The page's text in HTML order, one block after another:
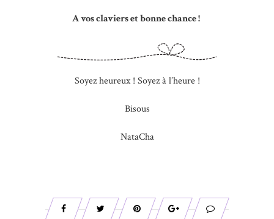
A vos claviers et bonne chance !
Soyez heureux ! Soyez à l’heure !
Bisous
NataCha